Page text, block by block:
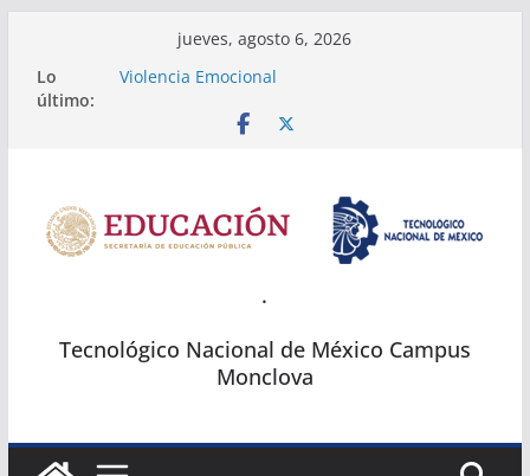
contenido
jueves, agosto 6, 2026
Lo
último:
Violencia Emocional
Temarios del Concurso Regional de Ciencias
.
Tecnológico Nacional de México Campus
Monclova